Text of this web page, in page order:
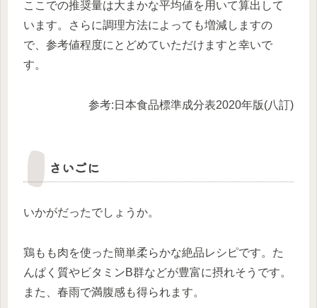
ここでの推奨量は大まかな平均値を用いて算出して
います。さらに調理方法によっても増減しますの
で、参考値程度にとどめていただけますと幸いで
す。
参考:日本食品標準成分表2020年版(八訂)
さいごに
いかがだったでしょうか。
鶏もも肉を使った簡単柔らかな絶品レシピです。た
んぱく質やビタミンB群などが豊富に摂れそうです。
また、春雨で満腹感も得られます。